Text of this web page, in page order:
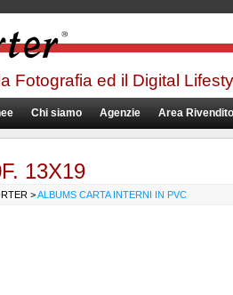
Fotografia ed il Digital
Chi siamo Agenzie Area
13X19
>ALBUMS CARTA INTERNI IN PVC